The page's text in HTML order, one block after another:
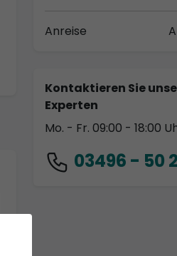
Anreise
Kontaktieren Sie
Experten
Mo. - Fr. 09:00 - 18:00
03496 - 50